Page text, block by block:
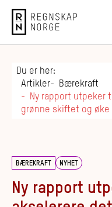
Regnskap
Du er her:
Artikler
Bærekraft
Ny rapport utpeker
grønne skiftet og
BÆREKRAFT NYHET
Ny rapport